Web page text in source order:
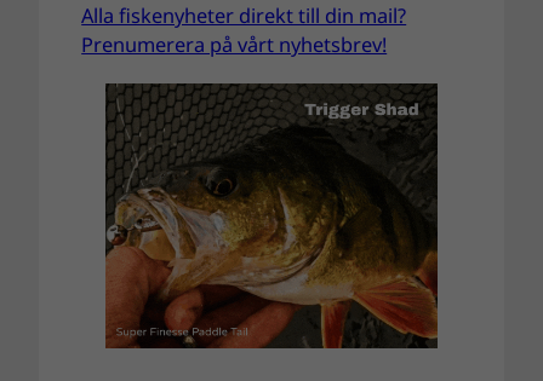
Alla fiskenyheter direkt till din mail?
Prenumerera på vårt nyhetsbrev!